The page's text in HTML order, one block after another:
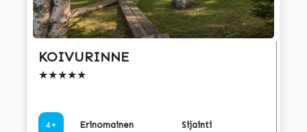
KOIVURINNE
★★★★★
4+
Erinomainen
Sijainti